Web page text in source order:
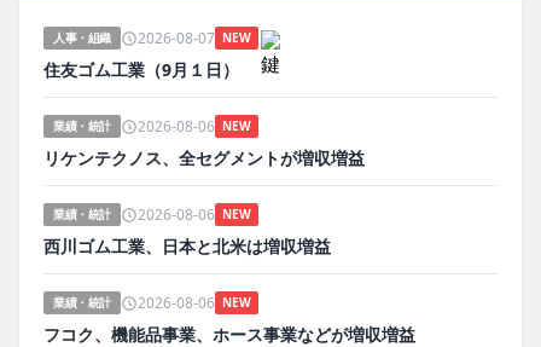
人事・組織 2026-08-07 NEW
住友ゴム工業（9月１日）
業績・統計 2026-08-06 NEW
リケンテクノス、全セグメントが増収増益
業績・統計 2026-08-06 NEW
西川ゴム工業、日本と北米は増収増益
業績・統計 2026-08-06 NEW
フコク、機能品事業、ホース事業などが増収増益